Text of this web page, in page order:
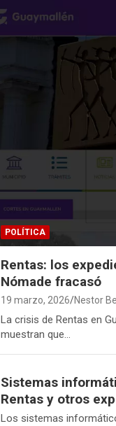
POLÍTICA
Rentas: los
Nómade fracasó
19 marzo, 2026 Nestor
La crisis de Rentas en
muestran que…
Sistemas
Rentas y otros
Los sistemas